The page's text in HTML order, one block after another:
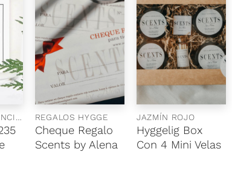
REGALOS HYGGE
Cheque Regalo
Scents by Alena
JAZMÍN ROJO
Hyggelig Box
Con 4 Mini Velas